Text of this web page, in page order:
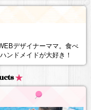
デザイナーママ。食べ
ンドメイドが大好き！